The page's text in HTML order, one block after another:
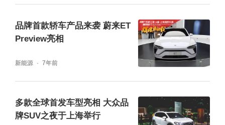
惯，实现智能的高阶进化。通过对用户习惯的
全面感知、多维思考，高合HiPhi 1得以实现远
品牌首款轿车产品来袭 蔚来ET
Preview亮相
新能源 7年前
多款全球首发车型亮相 大众品
牌SUV之夜于上海举行